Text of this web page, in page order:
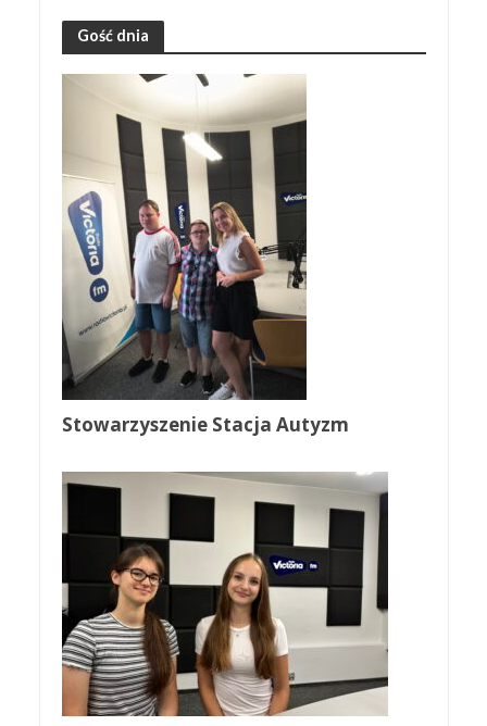
Gość dnia
Stowarzyszenie Stacja Autyzm